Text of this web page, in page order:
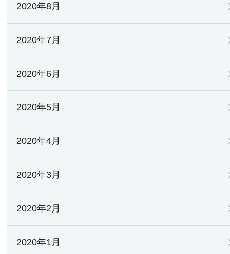
2020年8月
2020年7月
2020年6月
2020年5月
2020年4月
2020年3月
2020年2月
2020年1月